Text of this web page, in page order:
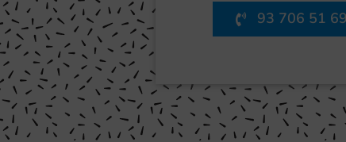
93 706 51 69